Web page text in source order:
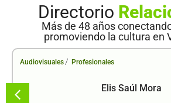
Directorio
Más de 48 años
promoviendo la cultura en
Audiovisuales / Profesionales
Elis Saúl Mora